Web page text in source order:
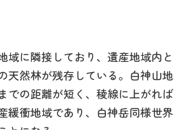
域に隣接しており、遺産地域内と
天然林が残存している。白神山地
での距離が短く、稜線に上がれば
緩衝地域であり、白神岳同様世界